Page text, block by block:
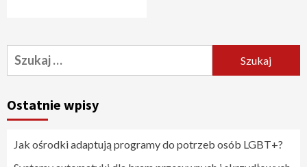
Szukaj:
Ostatnie wpisy
Jak ośrodki adaptują programy do potrzeb osób LGBT+?